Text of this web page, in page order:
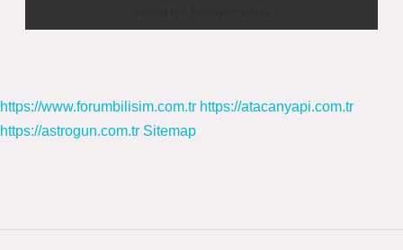
https://www.forumbilisim.com.tr https://atacanyapi.com.tr
https://astrogun.com.tr Sitemap